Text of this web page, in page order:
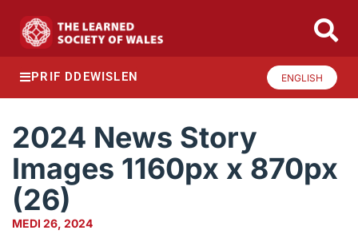
PRIF DDEWISLEN ENGLISH
2024 News Story
Images 1160px x 870px
(26)
MEDI 26, 2024